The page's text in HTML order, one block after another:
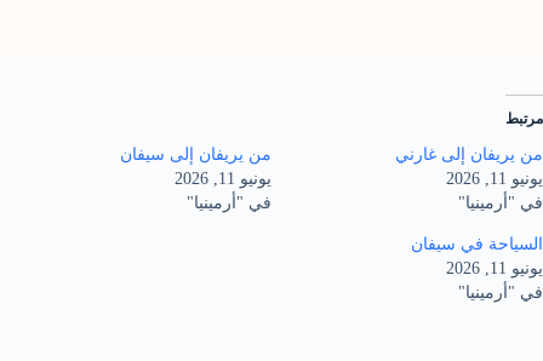
مرتبط
من يريفان إلى غارني
يونيو 11, 2026
في "أرمينيا"
من يريفان إلى سيفان
يونيو 11, 2026
في "أرمينيا"
السياحة في سيفان
يونيو 11, 2026
في "أرمينيا"